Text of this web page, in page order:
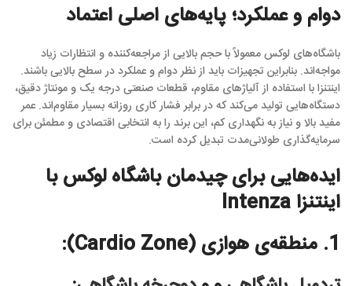
دوام و عملکرد؛ پایه‌های اصلی اعتماد
باشگاه‌های لوکس معمولاً با حجم بالایی از مراجعه‌کننده و انتظارات زیاد
مواجه‌اند. بنابراین تجهیزات باید از نظر دوام و عملکرد در سطح بالایی باشند.
اینتنزا با استفاده از آلیاژهای مقاوم، قطعات صنعتی درجه یک و مونتاژ دقیق،
دستگاه‌هایی تولید می‌کند که در برابر فشار کاری روزانه بسیار مقاوم‌اند. عمر
مفید بالا و نیاز به نگهداری کم، این برند را به انتخابی اقتصادی و مطمئن برای
سرمایه‌گذاری طولانی‌مدت تبدیل کرده است.
ایده‌هایی برای چیدمان باشگاه لوکس با
اینتنزا Intenza
1. منطقه‌ی هوازی (Cardio Zone):